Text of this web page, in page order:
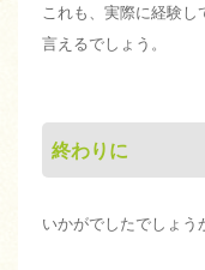
これも、実際に経験し
言えるでしょう。
終わりに
いかがでしたでしょう